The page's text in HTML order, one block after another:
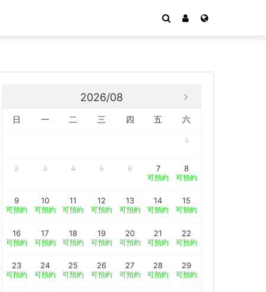
2026/08
日 一 二 三 四 五 六
1
2 3 4 5 6 7
可預約
8
可預約
9
可預約
10
可預約
11
可預約
12
可預約
13
可預約
14
可預約
15
可預約
16
可預約
17
可預約
18
可預約
19
可預約
20
可預約
21
可預約
22
可預約
23
可預約
24
可預約
25
可預約
26
可預約
27
可預約
28
可預約
29
可預約